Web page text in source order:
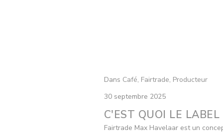
Dans Café, Fairtrade, Producteur
30 septembre 2025
C'EST QUOI LE
Fairtrade Max Havelaar est un